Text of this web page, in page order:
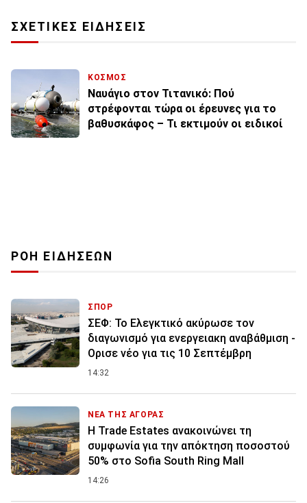
ΣΧΕΤΙΚΕΣ ΕΙΔΗΣΕΙΣ
ΚΟΣΜΟΣ
Ναυάγιο στον Τιτανικό: Πού
στρέφονται τώρα οι έρευνες για το
βαθυσκάφος – Τι εκτιμούν οι ειδικοί
ΡΟΗ ΕΙΔΗΣΕΩΝ
ΣΠΟΡ
ΣΕΦ: Το Ελεγκτικό ακύρωσε τον
διαγωνισμό για ενεργειακη αναβάθμιση -
Ορισε νέο για τις 10 Σεπτέμβρη
14:32
ΝΕΑ ΤΗΣ ΑΓΟΡΑΣ
Η Trade Estates ανακοινώνει τη
συμφωνία για την απόκτηση ποσοστού
50% στο Sofia South Ring Mall
14:26